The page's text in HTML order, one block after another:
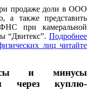
продаже доли в ООО
а также представить
при камеральной
“Двитекс”. Подробнее
лиц читайте
и минусы
через куплю-